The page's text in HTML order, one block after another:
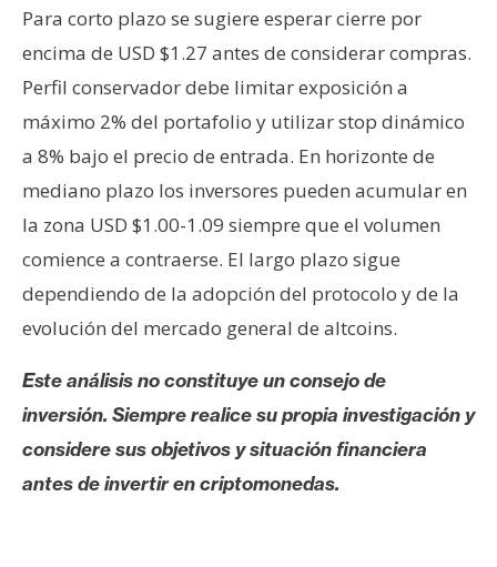
Para corto plazo se sugiere esperar cierre por
encima de USD $1.27 antes de considerar compras.
Perfil conservador debe limitar exposición a
máximo 2% del portafolio y utilizar stop dinámico
a 8% bajo el precio de entrada. En horizonte de
mediano plazo los inversores pueden acumular en
la zona USD $1.00-1.09 siempre que el volumen
comience a contraerse. El largo plazo sigue
dependiendo de la adopción del protocolo y de la
evolución del mercado general de altcoins.
Este análisis no constituye un consejo de
inversión. Siempre realice su propia investigación y
considere sus objetivos y situación financiera
antes de invertir en criptomonedas.